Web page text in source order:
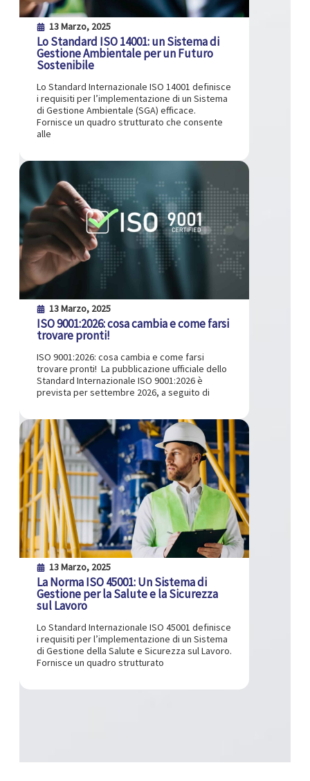
13 Marzo, 2025
Lo Standard ISO 14001: un Sistema di
Gestione Ambientale per un Futuro
Sostenibile
Lo Standard Internazionale ISO 14001 definisce
i requisiti per l’implementazione di un Sistema
di Gestione Ambientale (SGA) efficace.
Fornisce un quadro strutturato che consente
alle
13 Marzo, 2025
ISO 9001:2026: cosa cambia e come farsi
trovare pronti!
ISO 9001:2026: cosa cambia e come farsi
trovare pronti! La pubblicazione ufficiale dello
Standard Internazionale ISO 9001:2026 è
prevista per settembre 2026, a seguito di
13 Marzo, 2025
La Norma ISO 45001: Un Sistema di
Gestione per la Salute e la Sicurezza
sul Lavoro
Lo Standard Internazionale ISO 45001 definisce
i requisiti per l’implementazione di un Sistema
di Gestione della Salute e Sicurezza sul Lavoro.
Fornisce un quadro strutturato